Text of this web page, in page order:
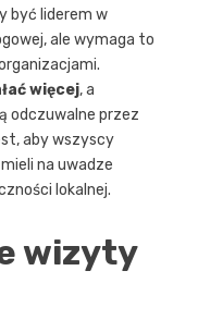
być liderem w
ale wymaga to
więcej, a
odczuwalne przez
aby wszyscy
na uwadze
lokalnej.
wizyty